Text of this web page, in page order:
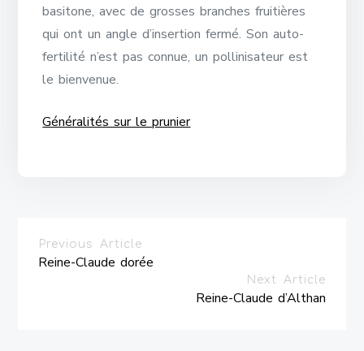
basitone, avec de grosses branches fruitières
qui ont un angle d’insertion fermé. Son auto-
fertilité n’est pas connue, un pollinisateur est
le bienvenue.
Généralités sur le prunier
Previous Article
Reine-Claude dorée
Next Article
Reine-Claude d’Althan